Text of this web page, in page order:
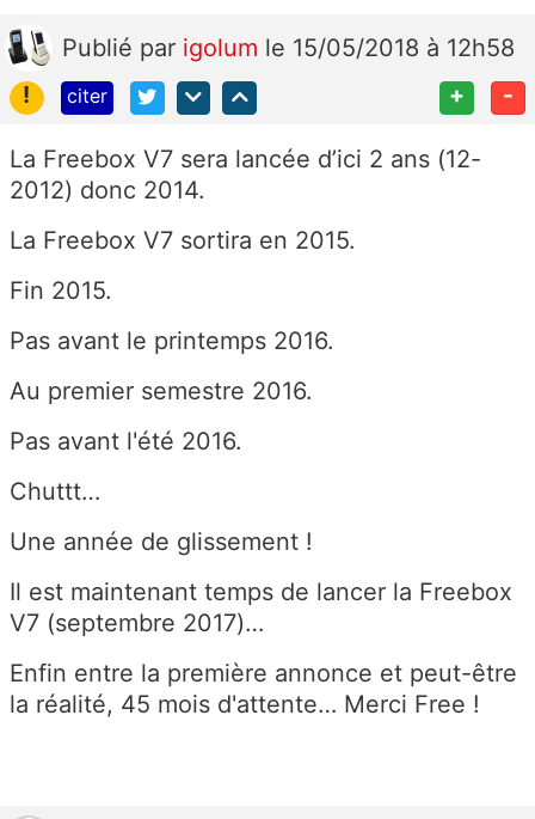
Publié par igolum le 15/05/2018 à 12h58
!
citer + -
La Freebox V7 sera lancée d’ici 2 ans (12-
2012) donc 2014.
La Freebox V7 sortira en 2015.
Fin 2015.
Pas avant le printemps 2016.
Au premier semestre 2016.
Pas avant l'été 2016.
Chuttt…
Une année de glissement !
Il est maintenant temps de lancer la Freebox
V7 (septembre 2017)…
Enfin entre la première annonce et peut-être
la réalité, 45 mois d'attente… Merci Free !